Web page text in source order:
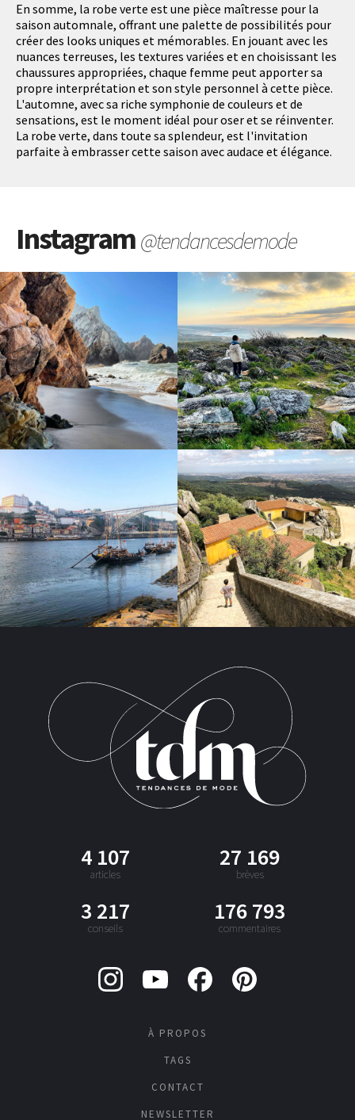
En somme, la robe verte est une pièce maîtresse pour la
saison automnale, offrant une palette de possibilités pour
créer des looks uniques et mémorables. En jouant avec les
nuances terreuses, les textures variées et en choisissant les
chaussures appropriées, chaque femme peut apporter sa
propre interprétation et son style personnel à cette pièce.
L'automne, avec sa riche symphonie de couleurs et de
sensations, est le moment idéal pour oser et se réinventer.
La robe verte, dans toute sa splendeur, est l'invitation
parfaite à embrasser cette saison avec audace et élégance.
Instagram@tendancesdemode
4 107
articles
27 169
brèves
3 217
conseils
176 793
commentaires
À PROPOS
TAGS
CONTACT
NEWSLETTER